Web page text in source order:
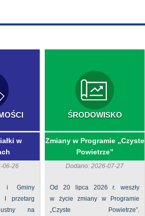
w
06-26
i Gminy
I przetarg
ustny na
ŚRODOWISKO
Zmiany w Programie „Czyste
Powietrze”
Dodano: 2026-07-27
Od 20 lipca 2026 r. weszły
w życie zmiany w Programie
„Czyste Powietrze”.